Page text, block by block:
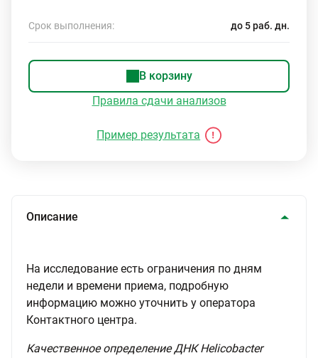
Срок выполнения: до 5 раб. дн.
В корзину
Правила сдачи анализов
Пример результата
Описание
На исследование есть ограничения по дням
недели и времени приема, подробную
информацию можно уточнить у оператора
Контактного центра.
Качественное определение ДНК Helicobacter